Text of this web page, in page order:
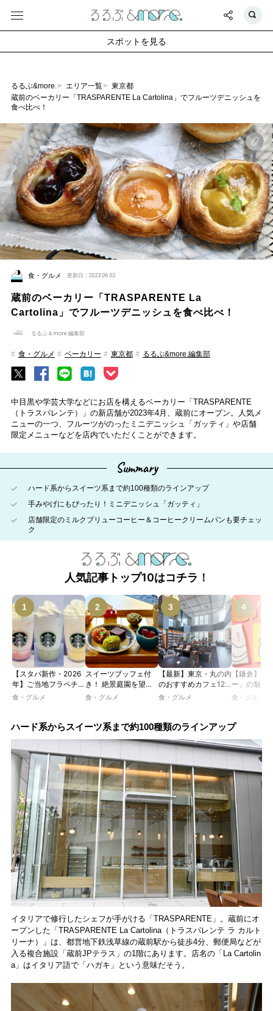
るるぶ&more. エリア一覧
東京都
蔵前のベーカリー「TRASPARENTE La Cartolina」でフルーツデニッシュを
食べ比べ！
食・グルメ 更新日：2023.06.02
蔵前のベーカリー「TRASPARENTE La
Cartolina」でフルーツデニッシュを食べ比べ！
るるぶ＆more.編集部
食・グルメ ベーカリー 東京都 るるぶ&more.編集部
中目黒や学芸大学などにお店を構えるベーカリー「TRASPARENTE
（トラスパレンテ）」の新店舗が2023年4月、蔵前にオープン。人気メ
ニューの一つ、フルーツがのったミニデニッシュ「ガッティ」や店舗
限定メニューなどを店内でいただくことができます。
Summary
ハード系からスイーツ系まで約100種類のラインアップ
手みやげにもぴったり！ミニデニッシュ「ガッティ」
店舗限定のミルクブリューコーヒー＆コーヒークリームパンも要チェッ
ク
人気記事トップ10はコチラ！
【スタバ新作・2026
年】ご当地フラペチー
ノが新登場！ 地域と
JIMOTO
動。6種類を飲んで実
食レポート
食・グルメ
スイーツブッフェ付
き！ 絶景庭園を望む
ホテルレストランで味
ツトレンドVol.105】
食・グルメ
【最新】東京・丸の内
のおすすめカフェ12
選｜ひとりでゆったり
るカフェ、優雅なホテ
食・グルメ
【鎌倉】「
ー」の魅力
説！ 定番商
食・グルメ
ハード系からスイーツ系まで約100種類のラインアップ
イタリアで修行したシェフが手がける「TRASPARENTE」。蔵前にオ
ープンした「TRASPARENTE La Cartolina（トラスパレンテ ラ カルト
リーナ）」は、都営地下鉄浅草線の蔵前駅から徒歩4分、郵便局などが
入る複合施設「蔵前JPテラス」の1階にあります。店名の「La Cartolin
a」はイタリア語で「ハガキ」という意味だそう。
スポットを見る